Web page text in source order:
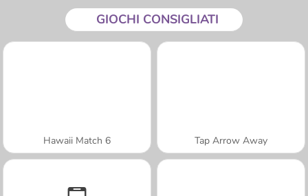
GIOCHI CONSIGLIATI
Hawaii Match 6 Tap Arrow Away